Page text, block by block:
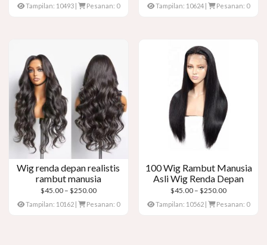
Tampilan: 10493| Pesanan: 0 Tampilan: 10624 Pesanan: 0
Wig renda depan realistis
rambut manusia
$45.00 – $250.00Kisaran
Tampilan: 10162| Pesanan: 0
100 Wig Rambut Manusia
Asli Wig Renda Depan
$45.00 – $250.00Kisaran
Tampilan: 10562 | Pesanan: 0